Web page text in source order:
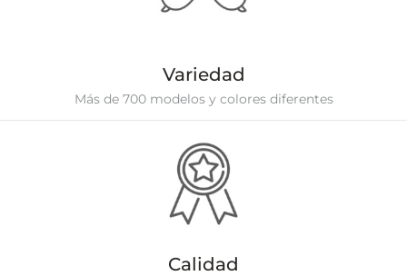
Variedad
Más de 700 modelos y colores diferentes
Calidad